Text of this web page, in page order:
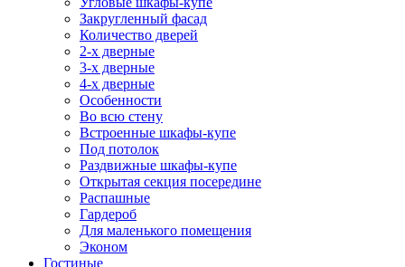
Закругленный фасад
Количество дверей
2-х дверные
3-х дверные
4-х дверные
Особенности
Во всю стену
Встроенные шкафы-купе
Под потолок
Раздвижные шкафы-купе
Открытая секция посередине
Распашные
Гардероб
Для маленького помещения
Эконом
Гостиные